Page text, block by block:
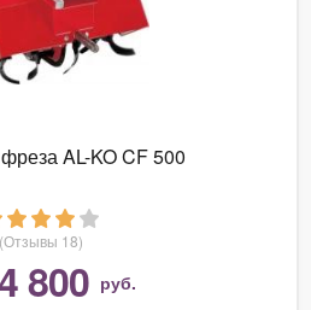
AL-KO CF 500
(Отзывы 18)
800 руб.